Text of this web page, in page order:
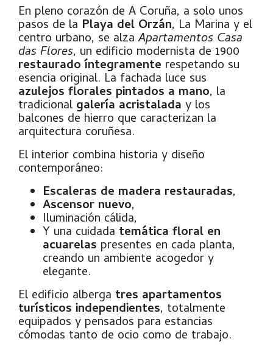
En pleno corazón de A Coruña, a solo unos
pasos de la Playa del Orzán, La Marina y el
centro urbano, se alzaApartamentos Casa
das Flores, un edificio modernista de 1900
restaurado íntegramente respetando su
esencia original. La fachada luce sus
azulejos florales pintados a mano, la
tradicional galería acristalada y los
balcones de hierro que caracterizan la
arquitectura coruñesa.
El interior combina historia y diseño
contemporáneo:
Escaleras de madera restauradas,
Ascensor nuevo,
Iluminación cálida,
Y una cuidada temática floral en
acuarelas presentes en cada planta,
creando un ambiente acogedor y
elegante.
El edificio alberga tres apartamentos
turísticos independientes, totalmente
equipados y pensados para estancias
cómodas tanto de ocio como de trabajo.